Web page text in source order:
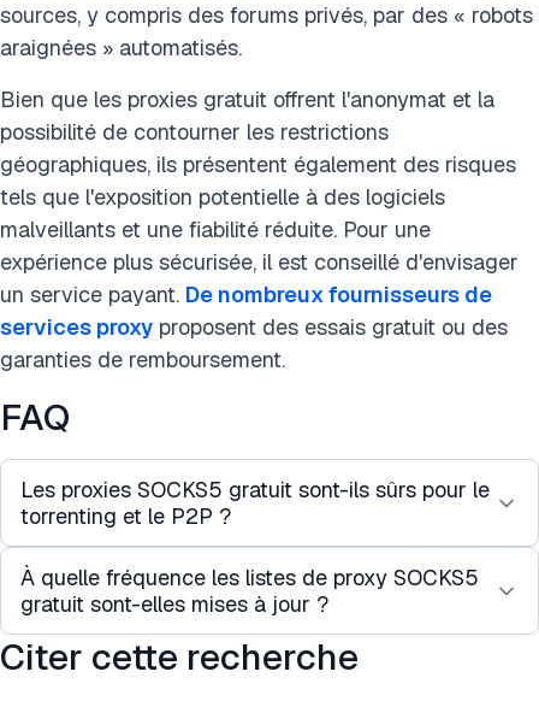
sources, y compris des forums privés, par des « robots
araignées » automatisés.
Bien que les proxies gratuit offrent l'anonymat et la
possibilité de contourner les restrictions
géographiques, ils présentent également des risques
tels que l'exposition potentielle à des logiciels
malveillants et une fiabilité réduite. Pour une
expérience plus sécurisée, il est conseillé d'envisager
un service payant. De nombreux fournisseurs de
services proxy proposent des essais gratuit ou des
garanties de remboursement.
FAQ
Les proxies SOCKS5 gratuit sont-ils sûrs pour le
torrenting et le P2P ?
Bien que SOCKS5 prenne en charge le trafic UDP
requis pour le torrenting, la plupart des proxies
gratuit ne sont pas sûrs pour le P2P.
À quelle fréquence les listes de proxy SOCKS5
gratuit sont-elles mises à jour ?
Ces listes peuvent être mises à jour aussi souvent
Citer cette recherche